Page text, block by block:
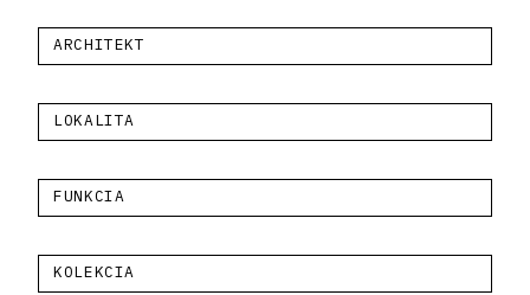
ARCHITEKT
LOKALITA
FUNKCIA
KOLEKCIA